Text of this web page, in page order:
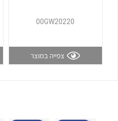
לכל מוצרי היצרן
00GW20220
צפייה במוצר